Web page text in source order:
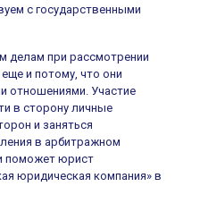
с государственными
делам при рассмотрении
и потому, что они
отношениями. Участие
в сторону личные
и заняться
в арбитражном
поможет юрист
юридическая компания» в